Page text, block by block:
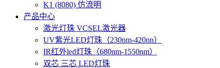
K1 (8080) 仿流明
产品中心
激光灯珠 VCSEL激光器
UV紫光LED灯珠（230nm-420nn）
IR红外led灯珠（680nm-1550nm）
双芯 三芯 LED灯珠